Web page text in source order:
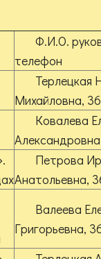
Ф.И.О.
телефон
Терлецкая
Михайловна,
Ковалева
Петрова
Анатольевна,
Валеева
Григорьевна,